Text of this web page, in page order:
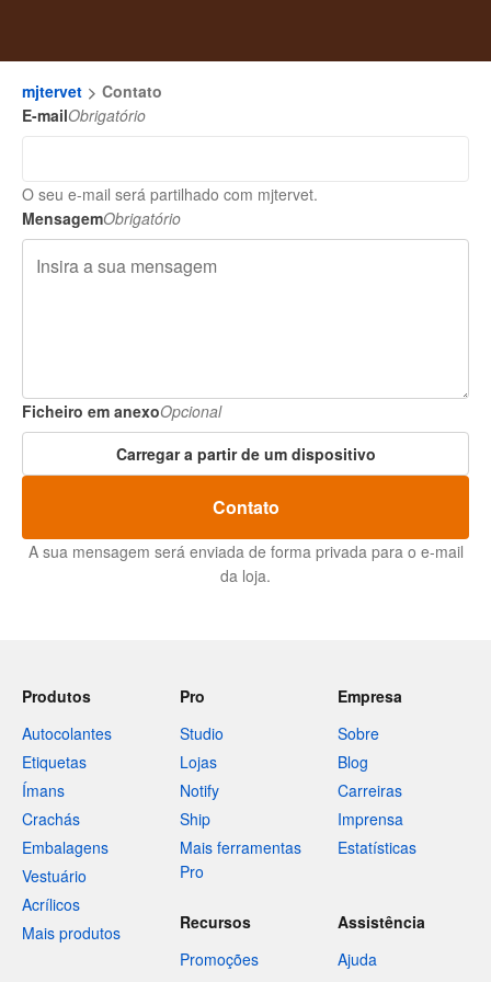
mjtervet
Contato
E-mailObrigatório
O seu e-mail será partilhado com mjtervet.
MensagemObrigatório
Ficheiro em anexoOpcional
Carregar a partir de um dispositivo
Contato
A sua mensagem será enviada de forma privada para o e-mail
da loja.
Produtos
Autocolantes
Etiquetas
Ímans
Crachás
Embalagens
Vestuário
Acrílicos
Mais produtos
Pro
Studio
Lojas
Notify
Ship
Mais ferramentas
Pro
Empresa
Sobre
Blog
Carreiras
Imprensa
Estatísticas
Recursos
Promoções
Assistência
Ajuda